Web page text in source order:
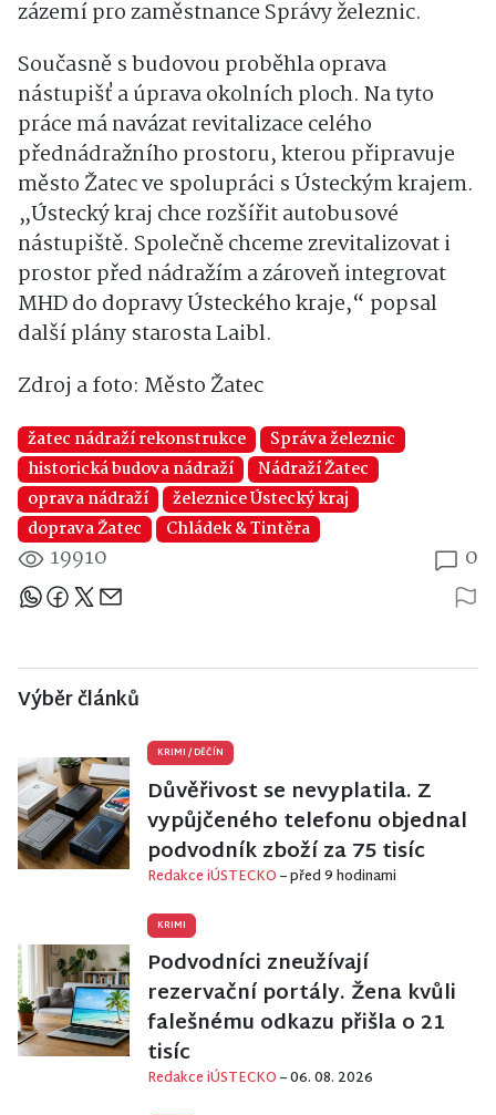
zázemí pro zaměstnance Správy železnic.
Současně s budovou proběhla oprava
nástupišť a úprava okolních ploch. Na tyto
práce má navázat revitalizace celého
přednádražního prostoru, kterou připravuje
město Žatec ve spolupráci s Ústeckým krajem.
„Ústecký kraj chce rozšířit autobusové
nástupiště. Společně chceme zrevitalizovat i
prostor před nádražím a zároveň integrovat
MHD do dopravy Ústeckého kraje,“ popsal
další plány starosta Laibl.
Zdroj a foto: Město Žatec
žatec nádraží rekonstrukce
Správa železnic
historická budova nádraží
Nádraží Žatec
oprava nádraží
železnice Ústecký kraj
doprava Žatec
Chládek & Tintěra
19910 0
Sdílejte článek
Výběr článků
KRIMI /DĚČÍN
Důvěřivost se nevyplatila. Z
vypůjčeného telefonu objednal
podvodník zboží za 75 tisíc
Redakce iÚSTECKO– před 9 hodinami
KRIMI
Podvodníci zneužívají
rezervační portály. Žena kvůli
falešnému odkazu přišla o 21
tisíc
Redakce iÚSTECKO– 06. 08. 2026